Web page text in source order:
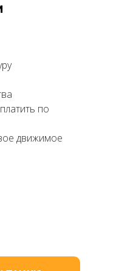
по
движимое